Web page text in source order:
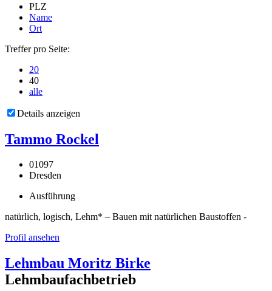
PLZ
Name
Ort
Treffer pro Seite:
20
40
alle
Details anzeigen
Tammo Rockel
01097
Dresden
Ausführung
natürlich, logisch, Lehm* – Bauen mit natürlichen Baustoffen -
Profil ansehen
Lehmbau Moritz Birke
Lehmbaufachbetrieb